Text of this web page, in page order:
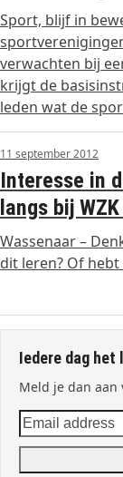
Sport, blijf in
verwachten bij
krijgt de
leden wat de
11 september 2012
Interesse in
langs bij
Wassenaar –
dit leren? Of
Iedere dag het
Meld je dan
Email
address